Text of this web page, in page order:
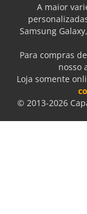
A maior
Samsung
Para compras
nosso
Loja somente
© 2013-2026